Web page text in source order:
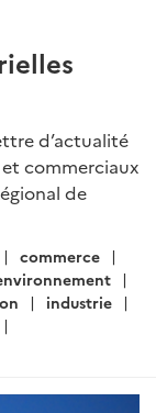
et
mois de
»
pôle agricole
des SE de la